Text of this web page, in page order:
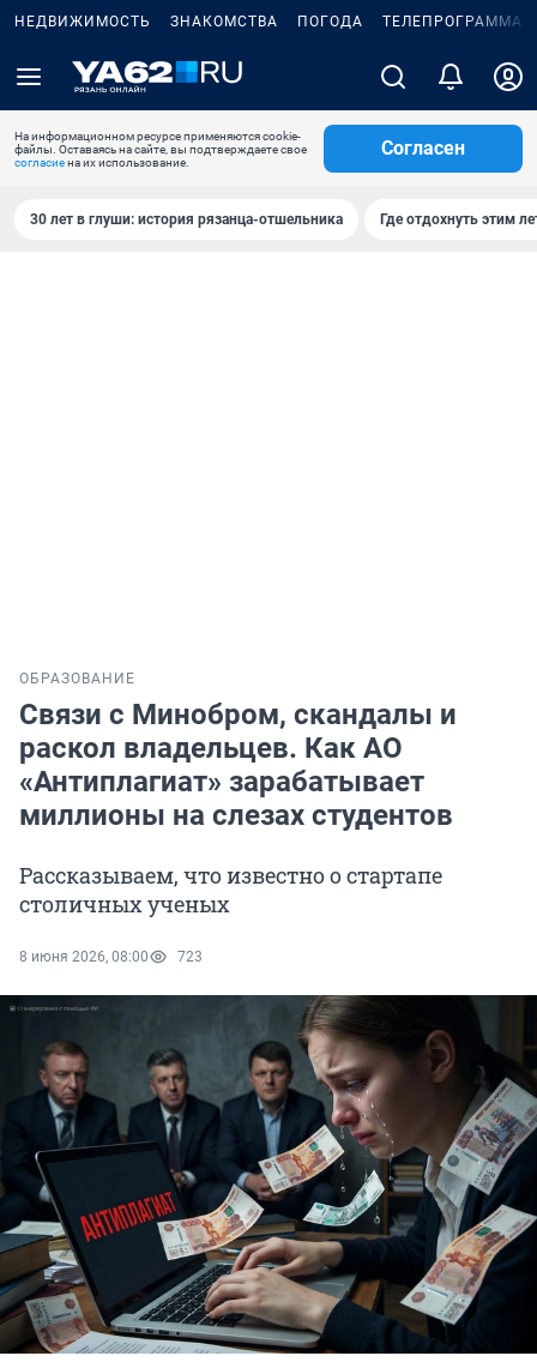
НЕДВИЖИМОСТЬ ЗНАКОМСТВА ПОГОДА ТЕЛЕПРОГРАММА
На информационном ресурсе применяются cookie-
файлы. Оставаясь на сайте, вы подтверждаете свое
согласиена их использование.
Согласен
30 лет в глуши: история рязанца-отшельника Где отдохнуть этим
ОБРАЗОВАНИЕ
Связи с Минобром, скандалы и
раскол владельцев. Как АО
«Антиплагиат» зарабатывает
миллионы на слезах студентов
Рассказываем, что известно о стартапе
столичных ученых
8 июня 2026, 08:00 723